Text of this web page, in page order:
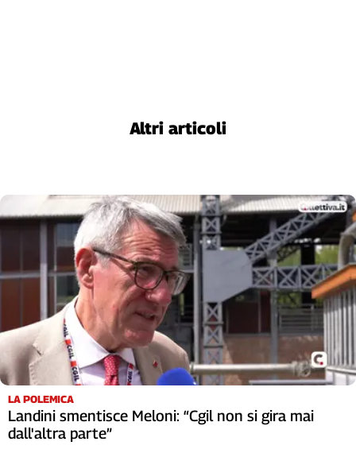
Altri articoli
LA POLEMICA
Landini smentisce Meloni: “Cgil non si gira mai
dall'altra parte”